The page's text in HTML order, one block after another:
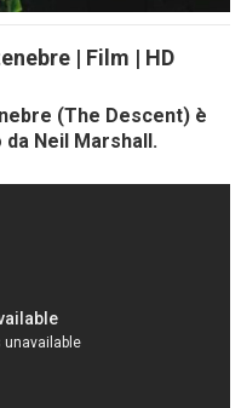
| Film | HD
(The Descent) è
Neil Marshall.